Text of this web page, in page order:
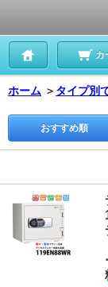
カ
ホーム ＞ タイプ別
おすすめ順